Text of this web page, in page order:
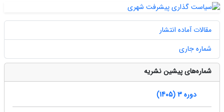
مقالات آماده انتشار
شماره جاری
شماره‌های پیشین نشریه
دوره 3 (1405)